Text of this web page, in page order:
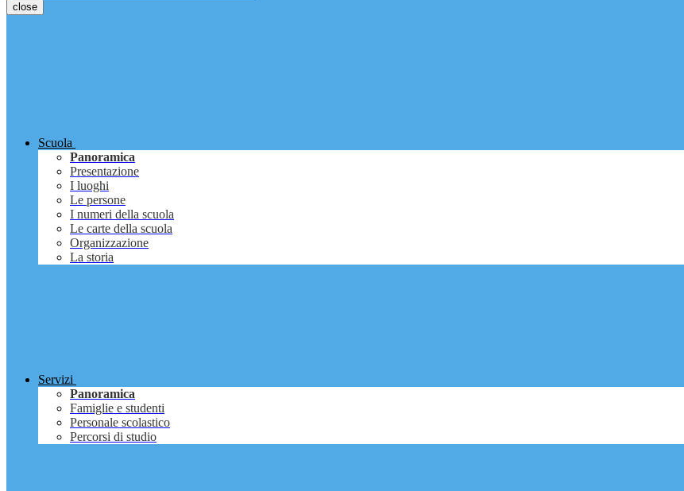
close
Scuola
Panoramica
Presentazione
I luoghi
Le persone
I numeri della scuola
Le carte della scuola
Organizzazione
La storia
Servizi
Panoramica
Famiglie e studenti
Personale scolastico
Percorsi di studio